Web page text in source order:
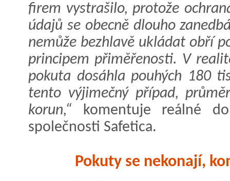
firem vystrašilo, protože
údajů se obecně dlouho
nemůže bezhlavě ukládat obří
principem přiměřenosti. V
pokuta dosáhla pouhých 180
tento výjimečný případ,
korun,“ komentuje reálné
společnosti Safetica.
Pokuty se nekonají,